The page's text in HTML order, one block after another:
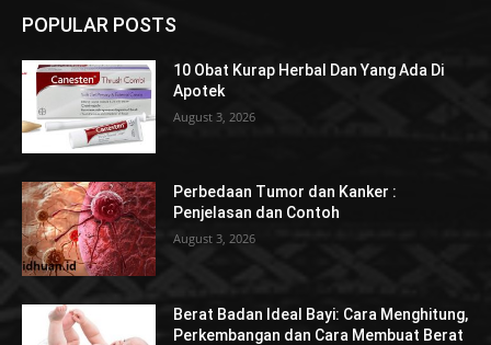
POPULAR POSTS
10 Obat Kurap Herbal Dan Yang Ada Di
Apotek
August 3, 2026
Perbedaan Tumor dan Kanker :
Penjelasan dan Contoh
August 3, 2026
Berat Badan Ideal Bayi: Cara Menghitung,
Perkembangan dan Cara Membuat Berat